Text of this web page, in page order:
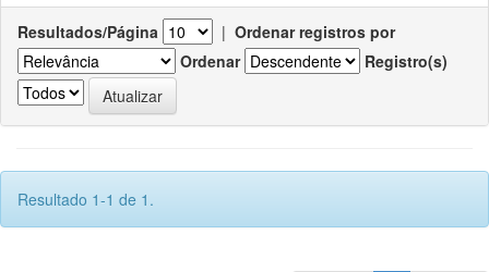
Resultados/Página | Ordenar registros por
Ordenar
Registro(s)
Resultado 1-1 de 1.